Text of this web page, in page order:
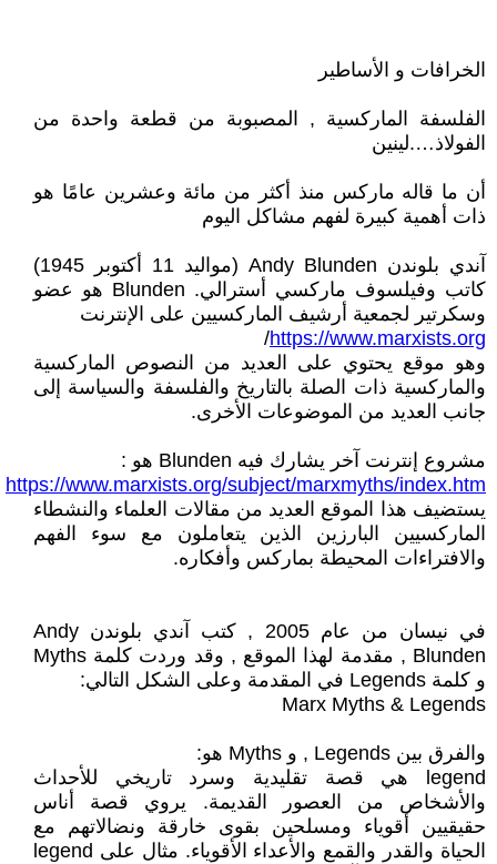
الخرافات و الأساطير
الفلسفة الماركسية , المصبوبة من قطعة واحدة من
الفولاذ….لينين
أن ما قاله ماركس منذ أكثر من مائة وعشرين عامًا هو
ذات أهمية كبيرة لفهم مشاكل اليوم
آندي بلوندن Andy Blunden (مواليد 11 أكتوبر 1945)
كاتب وفيلسوف ماركسي أسترالي. Blunden هو عضو
وسكرتير لجمعية أرشيف الماركسيين على الإنترنت
https://www.marxists.org
/
وهو موقع يحتوي على العديد من النصوص الماركسية
والماركسية ذات الصلة بالتاريخ والفلسفة والسياسة إلى
جانب العديد من الموضوعات الأخرى.
مشروع إنترنت آخر يشارك فيه Blunden هو :
https://www.marxists.org/subject/marxmyths/index.htm
يستضيف هذا الموقع العديد من مقالات العلماء والنشطاء
الماركسيين البارزين الذين يتعاملون مع سوء الفهم
والافتراءات المحيطة بماركس وأفكاره.
في نيسان من عام 2005 , كتب آندي بلوندن Andy
Blunden , مقدمة لهذا الموقع , وقد وردت كلمة Myths
و كلمة Legends في المقدمة وعلى الشكل التالي:
Marx Myths & Legends
والفرق بين Legends , و Myths هو:
legend هي قصة تقليدية وسرد تاريخي للأحداث
والأشخاص من العصور القديمة. يروي قصة أناس
حقيقيين أقوياء ومسلحين بقوى خارقة ونضالاتهم مع
الحياة والقدر والقمع والأعداء الأقوياء. مثال على legend